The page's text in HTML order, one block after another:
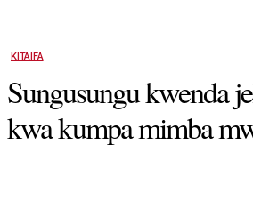
KITAIFA
Sungusungu kwenda
kwa kumpa mimba